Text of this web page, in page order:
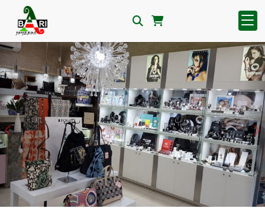
Anterior